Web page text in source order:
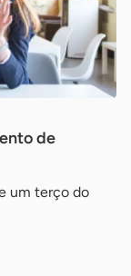
de
um terço do